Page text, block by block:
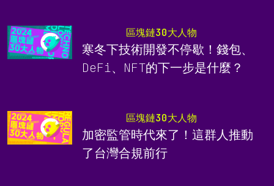
區塊鏈30大人物
寒冬下技術開發不停歇！錢包、
DeFi、NFT的下一步是什麼？
區塊鏈30大人物
加密監管時代來了！這群人推動
了台灣合規前行